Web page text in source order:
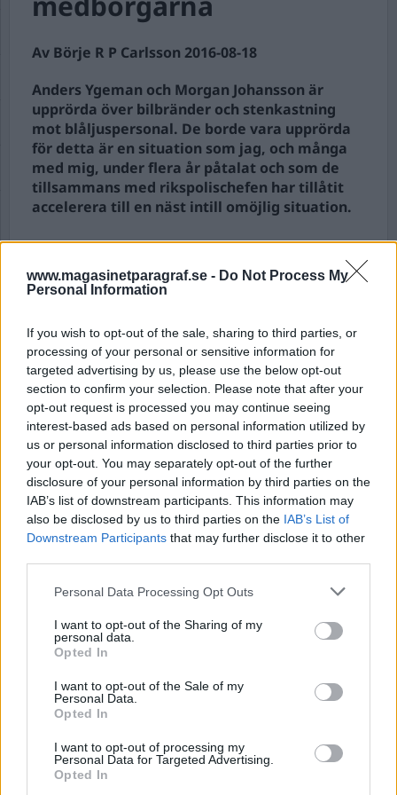
www.magasinetparagraf.se - Do Not Process My
Personal Information
If you wish to opt-out of the sale, sharing to third parties, or
processing of your personal or sensitive information for
targeted advertising by us, please use the below opt-out
section to confirm your selection. Please note that after your
opt-out request is processed you may continue seeing
interest-based ads based on personal information utilized by
us or personal information disclosed to third parties prior to
your opt-out. You may separately opt-out of the further
disclosure of your personal information by third parties on the
IAB’s list of downstream participants. This information may
also be disclosed by us to third parties on the IAB’s List of
Downstream Participants that may further disclose it to other
Personal Data Processing Opt Outs
I want to opt-out of the Sharing of my
personal data.
Opted In
I want to opt-out of the Sale of my
Personal Data.
Opted In
I want to opt-out of processing my
Personal Data for Targeted Advertising.
Opted In
Av Börje R P Carlsson 2016-08-18
Anders Ygeman och Morgan Johansson är
upprörda över bilbränder och stenkastning
mot blåljuspersonal. De borde vara upprörda
för detta är en situation som jag, och många
med mig, under flera år påtalat och som de
tillsammans med rikspolischefen har tillåtit
accelerera till en näst intill omöjlig situation.
Hela denna situation har skapats av polisens
organisation och den senaste nya polis-
omorganisatio...
Börja prenumerera för att läsa detta innehåll.
Starta din prenumerationhär
Eller logga in på ditt konto nedan:
Username or E-mail
Password
Remember Me
Forgot Password